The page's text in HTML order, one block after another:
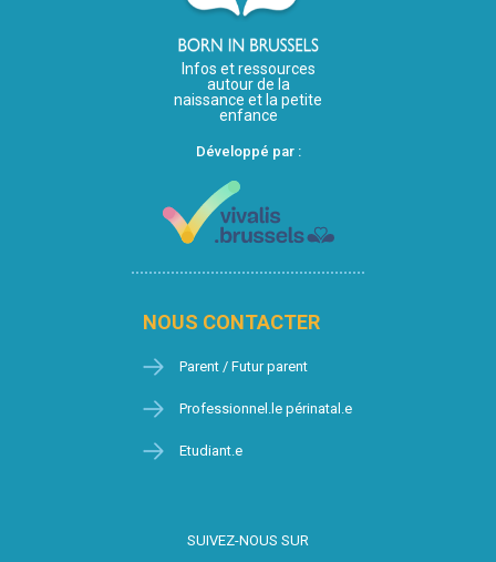
Infos et ressources
autour de la
naissance et la petite
enfance
Développé par :
NOUS CONTACTER
Parent / Futur parent
Professionnel.le périnatal.e
Etudiant.e
SUIVEZ-NOUS SUR